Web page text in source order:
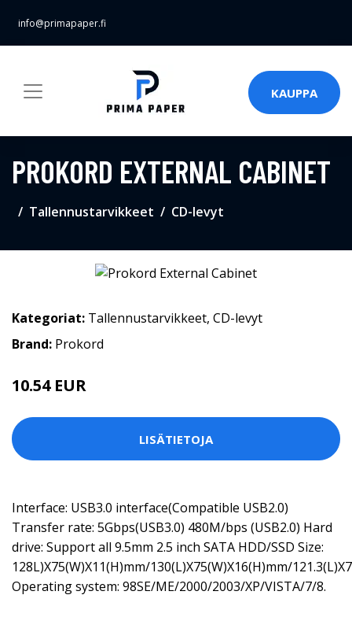
info@primapaper.fi
KAUPPA
PROKORD EXTERNAL CABINET
Tallennustarvikkeet CD-levyt
Kategoriat: Tallennustarvikkeet, CD-levyt
Brand: Prokord
10.54 EUR
LISÄTIETOJA
Interface: USB3.0 interface(Compatible USB2.0)
Transfer rate: 5Gbps(USB3.0) 480M/bps (USB2.0) Hard
drive: Support all 9.5mm 2.5 inch SATA HDD/SSD Size:
128L)X75(W)X11(H)mm/130(L)X75(W)X16(H)mm/
Operating system: 98SE/ME/2000/2003/XP/VISTA/7/8.